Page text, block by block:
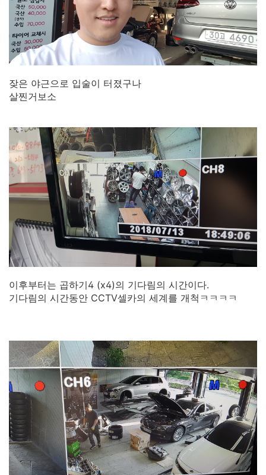
잦은 야근으로 입술이 터졌구나
살찐거보소
이후부터는 곱하기4 (x4)의 기다림의 시간이다.
기다림의 시간동안 CCTV셀카의 세계를 개척ㅋㅋㅋㅋ